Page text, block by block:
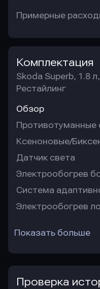
Примерные
Комплектация
Skoda Superb, 1.8
Рестайлинг
Обзор
Противотуманные
Ксеноновые/
Датчик света
Электрообогрев
Система
Электрообогрев
Показать больше
Проверка